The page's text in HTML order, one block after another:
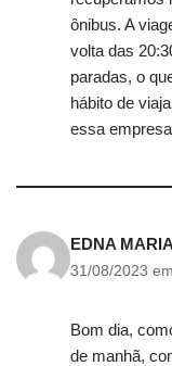
ônibus. A
volta das
paradas, o
hábito de
essa
EDNA
31/08/2023
Bom dia,
de manhã,